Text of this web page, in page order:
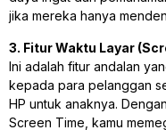
jika mereka hanya
3. Fitur Waktu Layar
Ini adalah fitur andalan
kepada para pelanggan
HP untuk anaknya.
Screen Time, kamu